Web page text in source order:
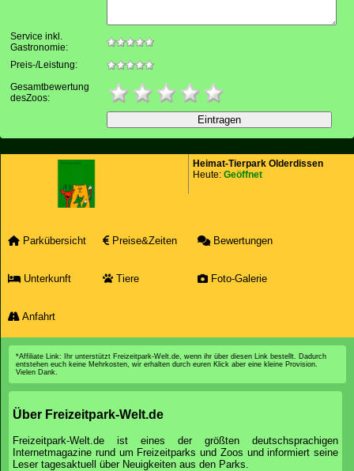
Service inkl.
Gastronomie:
Preis-/Leistung:
Gesamtbewertung
desZoos:
Heimat-Tierpark Olderdissen
Heute: Geöffnet
Parkübersicht Preise&Zeiten Bewertungen
Unterkunft Tiere Foto-Galerie
Anfahrt
*Affiliate Link: Ihr unterstützt Freizeitpark-Welt.de, wenn ihr über diesen Link bestellt. Dadurch
entstehen euch keine Mehrkosten, wir erhalten durch euren Klick aber eine kleine Provision.
Vielen Dank.
Über Freizeitpark-Welt.de
Freizeitpark-Welt.de ist eines der größten deutschsprachigen
Internetmagazine rund um Freizeitparks und Zoos und informiert seine
Leser tagesaktuell über Neuigkeiten aus den Parks.